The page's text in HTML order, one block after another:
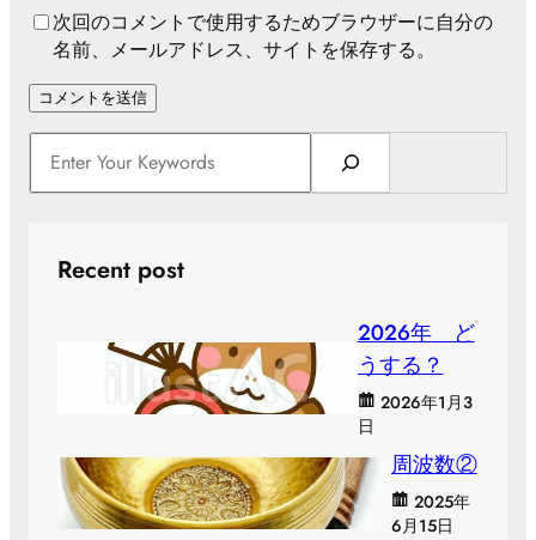
次回のコメントで使用するためブラウザーに自分の
名前、メールアドレス、サイトを保存する。
a
Recent post
２０２６年 ど
うする？
2026年1月3
日
周波数②
2025年
6月15日